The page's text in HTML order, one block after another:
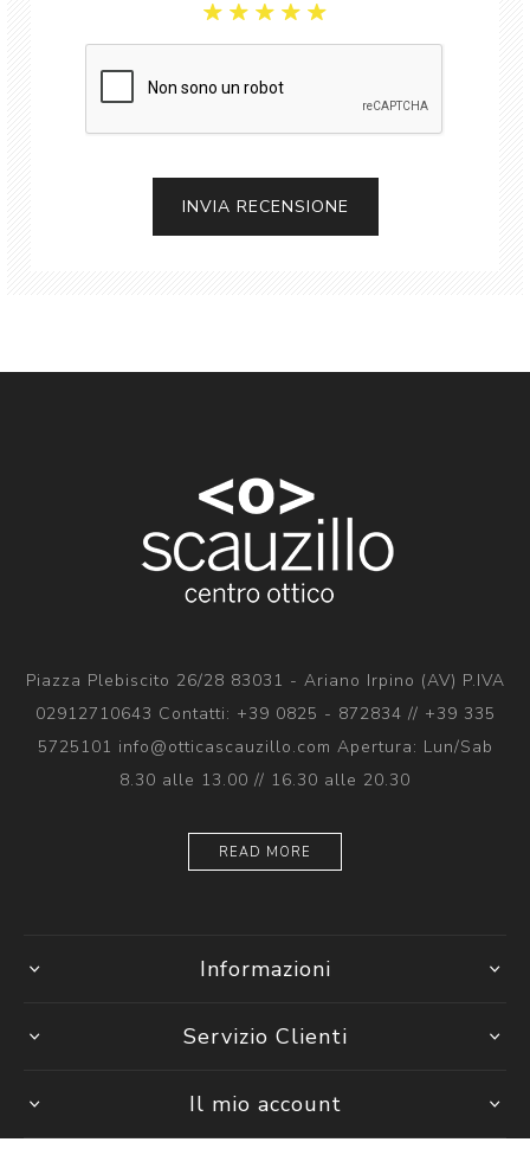
Piazza Plebiscito 26/28 83031 - Ariano Irpino (AV) P.IVA
02912710643 Contatti: +39 0825 - 872834 // +39 335
5725101 info@otticascauzillo.com Apertura: Lun/Sab
8.30 alle 13.00 // 16.30 alle 20.30
READ MORE
Informazioni
Servizio Clienti
Il mio account